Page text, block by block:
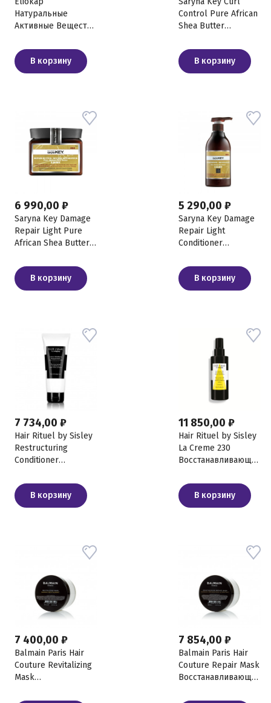
Натуральные
Активные Вещества
мл
В корзину
Control Pure African
Shea Butter
маска для волос с
африканским
маслом ши, 500 мл
В корзину
6 990,00 ₽
Saryna Key Damage
Repair Light Pure
African Shea Butter
маска для волос с
африканским
маслом ши, 500 мл
В корзину
5 290,00 ₽
Saryna Key Damage
Repair Light
Conditioner
кондиционер с
африканским
маслом ши для
В корзину
7 734,00 ₽
Hair Rituel by Sisley
Restructuring
Conditioner
волос с протеинами
хлопка, 200 мл
В корзину
11 850,00 ₽
Hair Rituel by Sisley
La Creme 230
Восстанавливающее
с эффектом
термозащиты, 150
мл
В корзину
7 400,00 ₽
Balmain Paris Hair
Couture Revitalizing
Mask
7 854,00 ₽
Balmain Paris Hair
Couture Repair Mask
Восстанавливающая